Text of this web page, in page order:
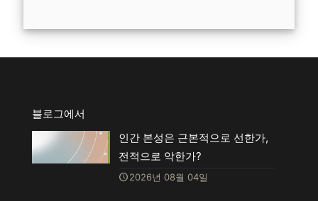
블로그에서
인간 본성은 근본적으로 선한가,
전적으로 악한가?
2026년 08월 04일